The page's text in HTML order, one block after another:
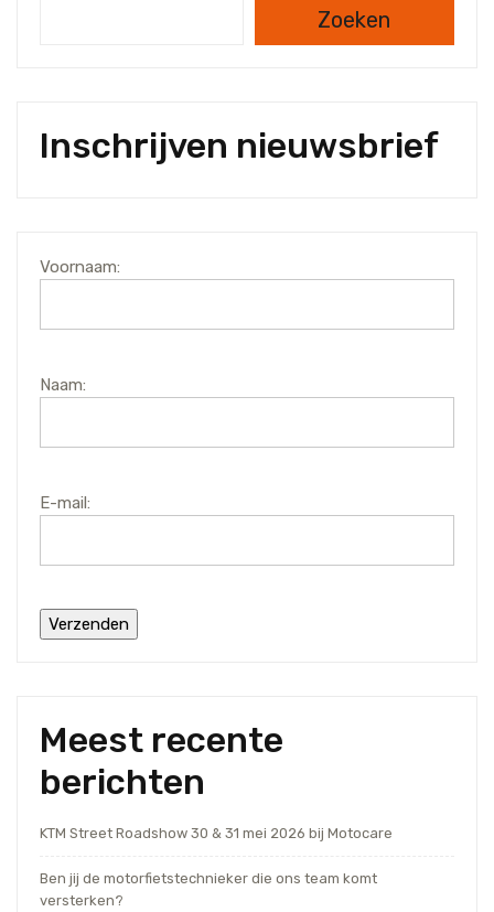
Zoeken
Inschrijven nieuwsbrief
Voornaam:
Naam:
E-mail:
Meest recente
berichten
KTM Street Roadshow 30 & 31 mei 2026 bij Motocare
Ben jij de motorfietstechnieker die ons team komt
versterken?